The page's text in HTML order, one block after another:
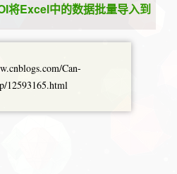
将Excel中的数据批量导入到
Can-
12593165.html